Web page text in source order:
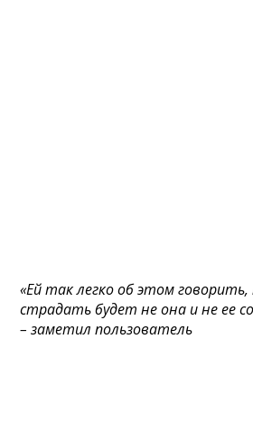
«Ей так легко об этом
страдать будет не она и не ее
– заметил пользователь